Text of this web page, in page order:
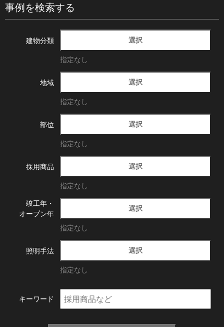
事例を検索する
建物分類 選択
指定なし
地域 選択
指定なし
部位 選択
指定なし
採用商品 選択
指定なし
竣工年・
オープン年
選択
指定なし
照明手法 選択
指定なし
キーワード